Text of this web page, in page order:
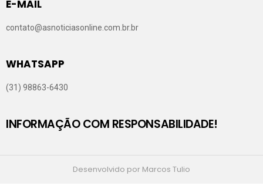
E-MAIL
contato@asnoticiasonline.com.br.br
WHATSAPP
(31) 98863-6430
INFORMAÇÃO COM RESPONSABILIDADE!
Desenvolvido por Marcos Tulio